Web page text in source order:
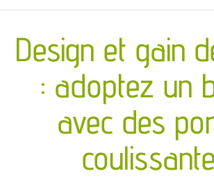
canapés et fauteuils
séjours
Design et gain
: adoptez un
avec des